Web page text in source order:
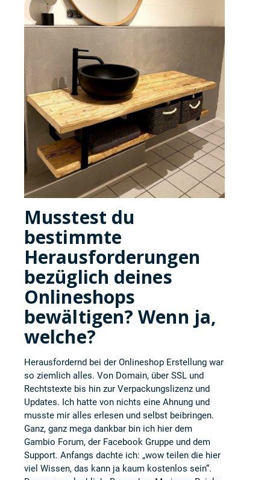
Musstest du
bestimmte
Herausforderungen
bezüglich deines
Onlineshops
bewältigen? Wenn ja,
welche?
Herausfordernd bei der Onlineshop Erstellung war
so ziemlich alles. Von Domain, über SSL und
Rechtstexte bis hin zur Verpackungslizenz und
Updates. Ich hatte von nichts eine Ahnung und
musste mir alles erlesen und selbst beibringen.
Ganz, ganz mega dankbar bin ich hier dem
Gambio Forum, der Facebook Gruppe und dem
Support. Anfangs dachte ich: „wow teilen die hier
viel Wissen, das kann ja kaum kostenlos sein“.